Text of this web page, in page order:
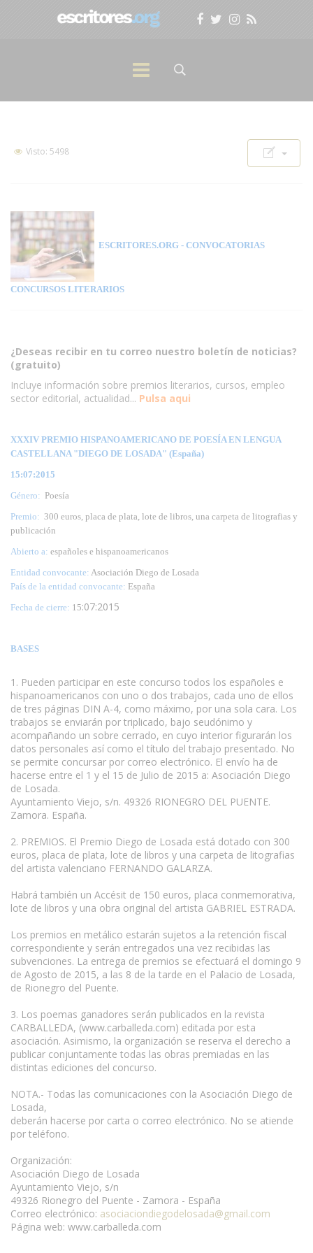
Visto: 5498
ESCRITORES.ORG - CONVOCATORIAS
CONCURSOS LITERARIOS
¿Deseas recibir en tu correo nuestro boletín de noticias?
(gratuito)
Incluye información sobre premios literarios, cursos, empleo
sector editorial, actualidad... Pulsa aqui
XXXIV PREMIO HISPANOAMERICANO DE POESÍA EN LENGUA
CASTELLANA "DIEGO DE LOSADA" (España)
15:07:2015
Género: Poesía
Premio: 300 euros, placa de plata, lote de libros, una carpeta de litografias y
publicación
Abierto a: españoles e hispanoamericanos
Entidad convocante: Asociación Diego de Losada
País de la entidad convocante: España
Fecha de cierre: 15:07:2015
BASES
1. Pueden participar en este concurso todos los españoles e
hispanoamericanos con uno o dos trabajos, cada uno de ellos
de tres páginas DIN A-4, como máximo, por una sola cara. Los
trabajos se enviarán por triplicado, bajo seudónimo y
acompañando un sobre cerrado, en cuyo interior figurarán los
datos personales así como el título del trabajo presentado. No
se permite concursar por correo electrónico. El envío ha de
hacerse entre el 1 y el 15 de Julio de 2015 a: Asociación Diego
de Losada.
Ayuntamiento Viejo, s/n. 49326 RIONEGRO DEL PUENTE.
Zamora. España.
2. PREMIOS. El Premio Diego de Losada está dotado con 300
euros, placa de plata, lote de libros y una carpeta de litografias
del artista valenciano FERNANDO GALARZA.
Habrá también un Accésit de 150 euros, placa conmemorativa,
lote de libros y una obra original del artista GABRIEL ESTRADA.
Los premios en metálico estarán sujetos a la retención fiscal
correspondiente y serán entregados una vez recibidas las
subvenciones. La entrega de premios se efectuará el domingo 9
de Agosto de 2015, a las 8 de la tarde en el Palacio de Losada,
de Rionegro del Puente.
3. Los poemas ganadores serán publicados en la revista
CARBALLEDA, (www.carballeda.com) editada por esta
asociación. Asimismo, la organización se reserva el derecho a
publicar conjuntamente todas las obras premiadas en las
distintas ediciones del concurso.
NOTA.- Todas las comunicaciones con la Asociación Diego de
Losada,
deberán hacerse por carta o correo electrónico. No se atiende
por teléfono.
Organización:
Asociación Diego de Losada
Ayuntamiento Viejo, s/n
49326 Rionegro del Puente - Zamora - España
Correo electrónico: asociaciondiegodelosada@gmail.com
Página web: www.carballeda.com